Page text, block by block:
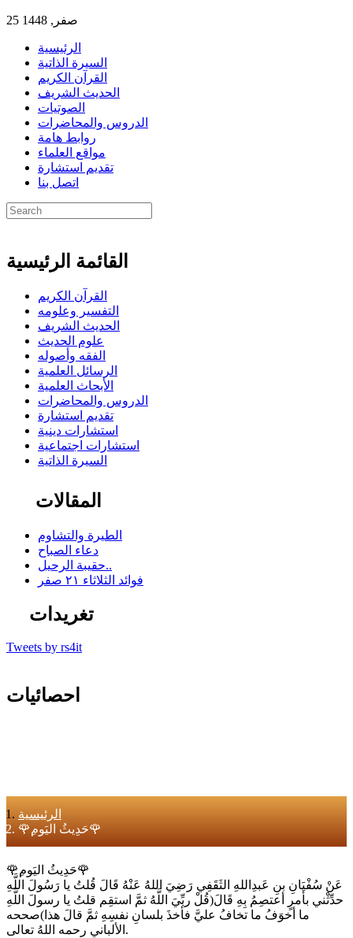
25 صفر, 1448
الرئيسية
السيرة الذاتية
القرآن الكريم
الحديث الشريف
الصوتيات
الدروس والمحاضرات
روابط هامة
مواقع العلماء
تقديم استشارة
اتصل بنا
القائمة الرئيسية
القرآن الكريم
التفسير وعلومه
الحديث الشريف
علوم الحديث
الفقه وأصوله
الرسائل العلمية
الأبحاث العلمية
الدروس والمحاضرات
تقديم استشارة
استشارات دينية
استشارات اجتماعية
السيرة الذاتية
المقالات
الطيرة والتشاوم
دعاء الصباح
حقيبة الرحيل..
فوائد الثلاثاء ٢١ صفر
تغريدات
Tweets by rs4it
احصائيات
الرئيسية
🌹ِحَدِيثُ اليَوم🌹
🌹ِحَدِيثُ اليَوم🌹
عَنْ سُفْيَانِ بنِ عَبدِاللهِ الثَقَفِي رَضِيَ اللهُ عَنْهُ قَالَ قُلتُ يا رَسُولَ اللَّهِ
حدِّثْني بأمرٍ أعتصِمُ بِهِ قَالَ(قُلْ ربِّيَ اللَّهُ ثمَّ استقِم قلتُ يا رسولَ اللَّهِ
ما أخوَفُ ما تخافُ عليَّ فأخذَ بلسانِ نفسِهِ ثمَّ قالَ هذا)صححه
الألباني رحمه اللهُ تعالى.